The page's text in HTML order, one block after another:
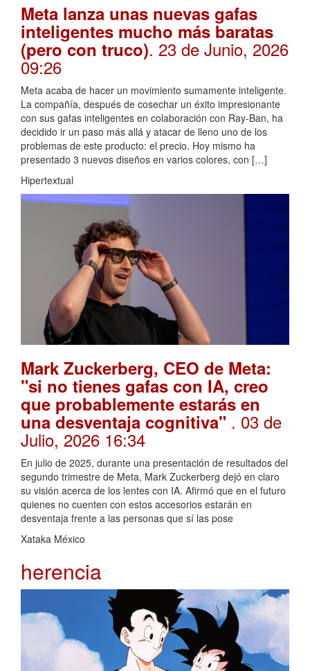
Meta lanza unas nuevas gafas
inteligentes mucho más baratas
(pero con truco). 23 de Junio, 2026
09:26
Meta acaba de hacer un movimiento sumamente inteligente.
La compañía, después de cosechar un éxito impresionante
con sus gafas inteligentes en colaboración con Ray-Ban, ha
decidido ir un paso más allá y atacar de lleno uno de los
problemas de este producto: el precio. Hoy mismo ha
presentado 3 nuevos diseños en varios colores, con […]
Hipertextual
Mark Zuckerberg, CEO de Meta:
"si no tienes gafas con IA, creo
que probablemente estarás en
una desventaja cognitiva" . 03 de
Julio, 2026 16:34
En julio de 2025, durante una presentación de resultados del
segundo trimestre de Meta, Mark Zuckerberg dejó en claro
su visión acerca de los lentes con IA. Afirmó que en el futuro
quienes no cuenten con estos accesorios estarán en
desventaja frente a las personas que sí las pose
Xataka México
herencia